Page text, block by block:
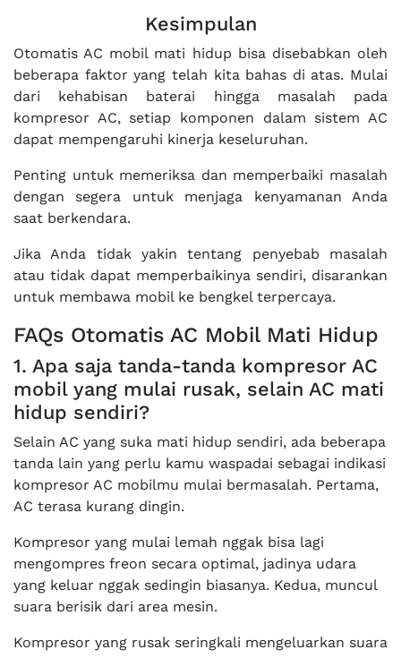
Kesimpulan
Otomatis AC mobil mati hidup bisa disebabkan oleh
beberapa faktor yang telah kita bahas di atas. Mulai
dari kehabisan baterai hingga masalah pada
kompresor AC, setiap komponen dalam sistem AC
dapat mempengaruhi kinerja keseluruhan.
Penting untuk memeriksa dan memperbaiki masalah
dengan segera untuk menjaga kenyamanan Anda
saat berkendara.
Jika Anda tidak yakin tentang penyebab masalah
atau tidak dapat memperbaikinya sendiri, disarankan
untuk membawa mobil ke bengkel terpercaya.
FAQs Otomatis AC Mobil Mati Hidup
1. Apa saja tanda-tanda kompresor AC
mobil yang mulai rusak, selain AC mati
hidup sendiri?
Selain AC yang suka mati hidup sendiri, ada beberapa
tanda lain yang perlu kamu waspadai sebagai indikasi
kompresor AC mobilmu mulai bermasalah. Pertama,
AC terasa kurang dingin.
Kompresor yang mulai lemah nggak bisa lagi
mengompres freon secara optimal, jadinya udara
yang keluar nggak sedingin biasanya. Kedua, muncul
suara berisik dari area mesin.
Kompresor yang rusak seringkali mengeluarkan suara